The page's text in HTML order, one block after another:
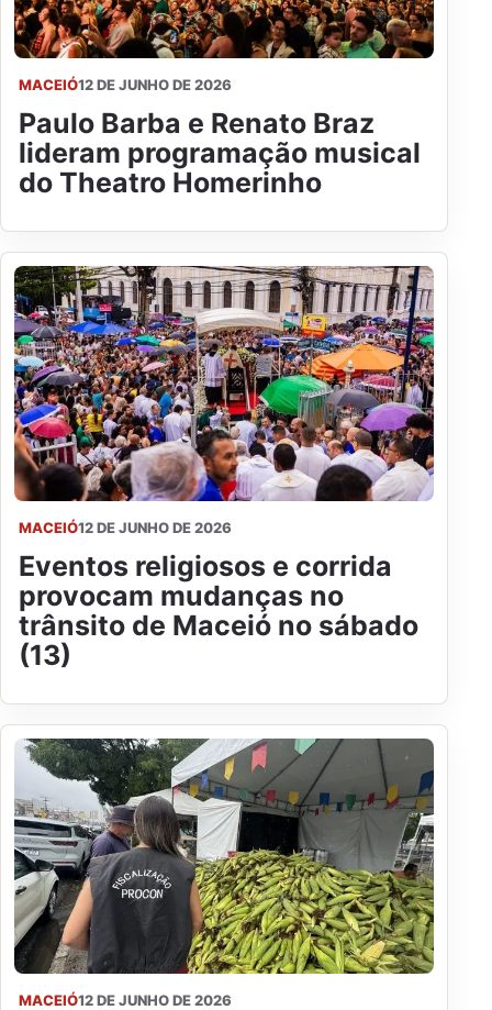
MACEIÓ12 DE JUNHO DE 2026
Paulo Barba e Renato Braz
lideram programação musical
do Theatro Homerinho
MACEIÓ12 DE JUNHO DE 2026
Eventos religiosos e corrida
provocam mudanças no
trânsito de Maceió no sábado
(13)
MACEIÓ12 DE JUNHO DE 2026